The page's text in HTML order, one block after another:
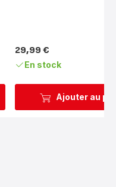
Ajouter au
Prix
29,99 €
En stock